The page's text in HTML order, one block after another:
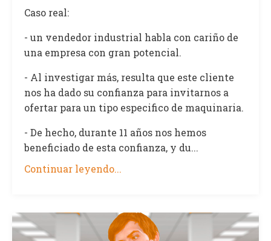
Caso real:
- un vendedor industrial habla con cariño de
una empresa con gran potencial.
- Al investigar más, resulta que este cliente
nos ha dado su confianza para invitarnos a
ofertar para un tipo especifico de maquinaria.
- De hecho, durante 11 años nos hemos
beneficiado de esta confianza, y du...
Continuar leyendo...